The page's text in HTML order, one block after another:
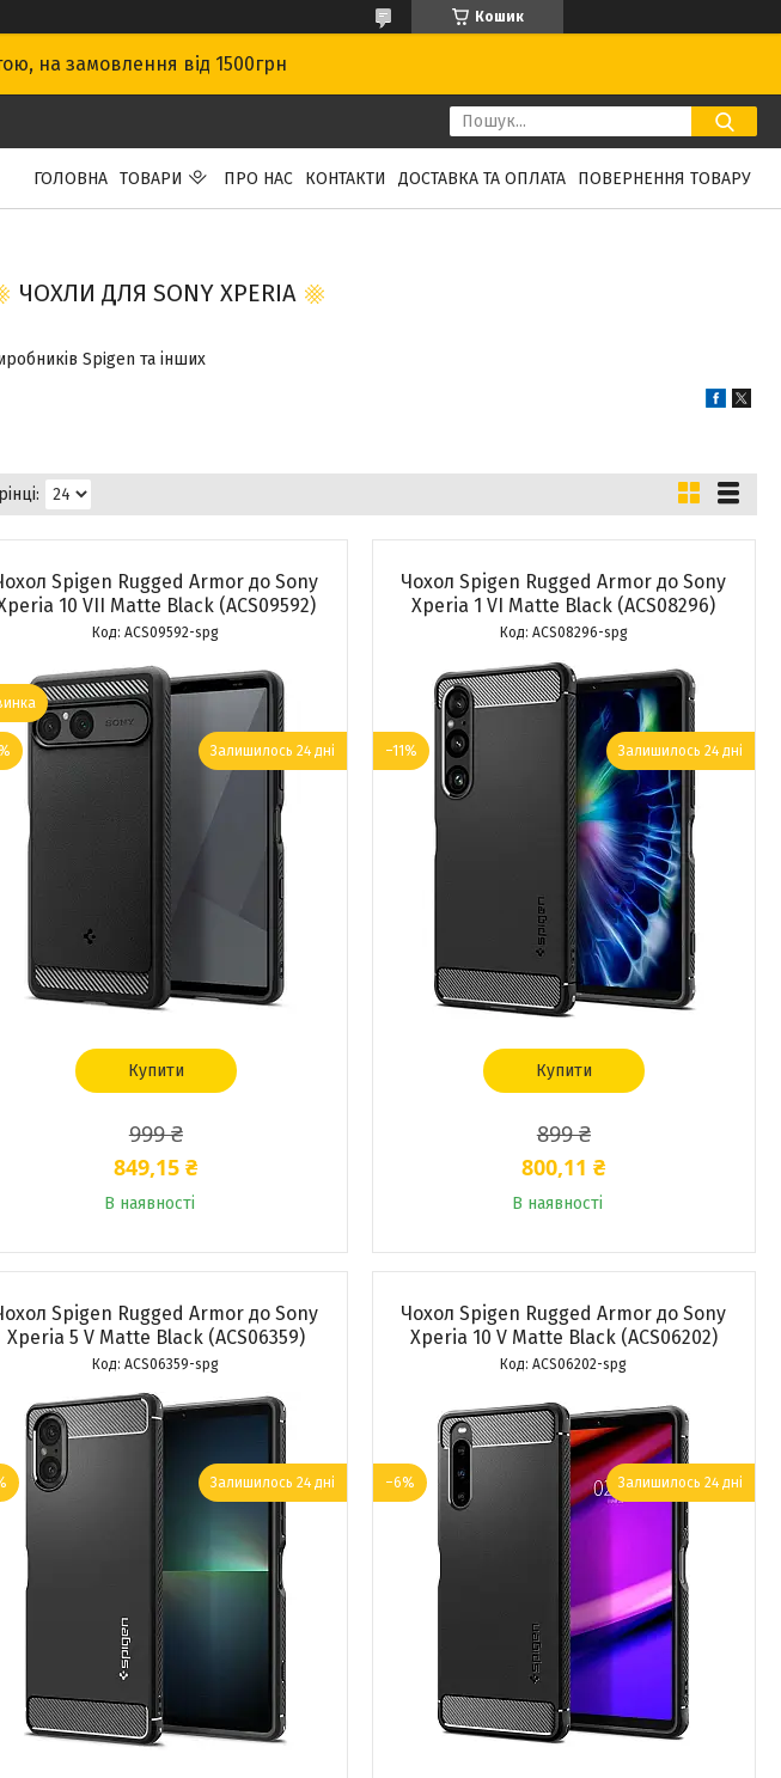
Кошик
на замовлення від 1500грн
ГОЛОВНА ТОВАРИ ПРО НАС КОНТАКТИ ДОСТАВКА ТА ОПЛАТА ПОВЕРНЕННЯ ТОВАРУ
ЧОХЛИ ДЛЯ SONY XPERIA
Spigen та інших
Spigen Rugged Armor до Sony
10 VII Matte Black (ACS09592)
ACS09592-spg
Залишилось 24 дні
Купити
999 ₴
849,15 ₴
В наявності
Чохол Spigen Rugged Armor до Sony
Xperia 1 VI Matte Black (ACS08296)
ACS08296-spg
–11% Залишилось 24 дні
Купити
899 ₴
800,11 ₴
В наявності
Spigen Rugged Armor до Sony
Xperia 5 V Matte Black (ACS06359)
ACS06359-spg
Залишилось 24 дні
Чохол Spigen Rugged Armor до Sony
Xperia 10 V Matte Black (ACS06202)
ACS06202-spg
–6% Залишилось 24 дні